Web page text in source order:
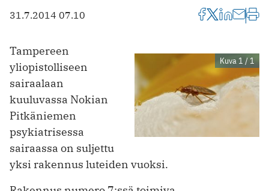
31.7.2014 07.10
Kuva 1 / 1
Tampereen
yliopistolliseen
sairaalaan
kuuluvassa Nokian
Pitkäniemen
psykiatrisessa
sairaassa on suljettu
yksi rakennus luteiden vuoksi.